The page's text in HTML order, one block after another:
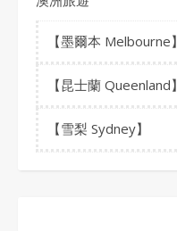
【墨爾本 Melbourne】
【昆士蘭 Queenland】
【雪梨 Sydney】